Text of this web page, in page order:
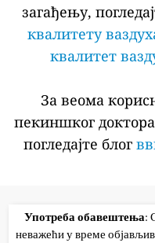
загађењу,
квалитету
квалитет
За веома
пекиншког
погледајте блог
Употреба обавештења:
неважећи у време